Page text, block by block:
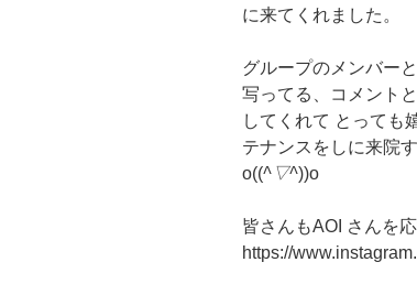
に来てくれました。
グループのメンバー
写ってる、コメント
してくれて とっても
テナンスをしに来院
o((^▽^))o
皆さんもAOI さんを
https://